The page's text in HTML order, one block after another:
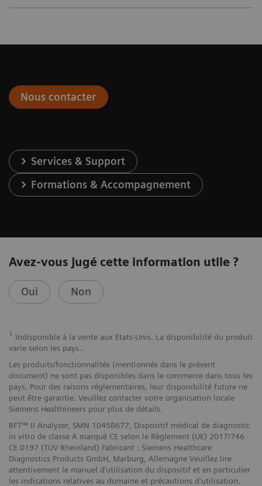
Nous contacter
Services & Support
Formations & Accompagnement
Avez-vous jugé cette information utile ?
Oui Non
1 Indisponible à la vente aux Etats-Unis. La disponibilité du produit
varie selon les pays..
Les produits/fonctionnalités (mentionnés dans le présent
document) ne sont pas disponibles dans le commerce dans tous les
pays. Pour des raisons réglementaires, leur disponibilité future ne
peut être garantie. Veuillez contacter votre organisation locale
Siemens Healthineers pour plus de détails.
BFT™ II Analyzer, SMN 10458677, Dispositif médical de diagnostic
in vitro de classe A marqué CE selon le Règlement (UE) 2017/746 -
CE 0197 (TÜV Rheinland) Fabricant : Siemens Healthcare
Diagnostics Products GmbH, Marburg, Allemagne Veuillez lire
attentivement le manuel d’utilisation du dispositif et en particulier
les indications relatives au domaine et précautions d'utilisation.